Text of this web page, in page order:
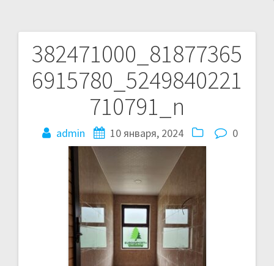
382471000_81877365
6915780_5249840221
710791_n
admin 10 января, 2024 0